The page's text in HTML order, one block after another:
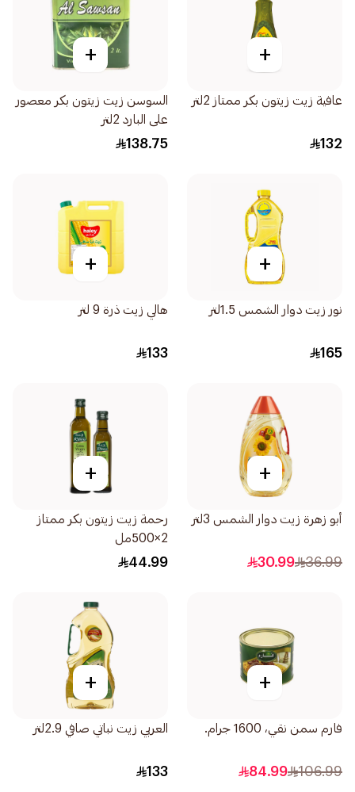
+
عافية زيت زيتون بكر ممتاز 2لتر
132
+
السوسن زيت زيتون بكر معصور
على البارد 2لتر
138.75
+
نور زيت دوار الشمس 1.5لتر
165
+
هالي زيت ذرة 9 لتر
133
+
أبو زهرة زيت دوار الشمس 3لتر
36.99
30.99
+
رحمة زيت زيتون بكر ممتاز
2×500مل
44.99
+
فارم سمن نقي، 1600 جرام.
106.99
84.99
+
العربي زيت نباتي صافي 2.9لتر
133